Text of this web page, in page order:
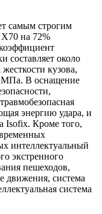
самым строгим
Х70 на 72%
составляет около
кузова,
МПа. В оснащение
энергию удара, и
Isofix. Кроме того,
интеллектуальный
экстренного
пешеходов,
движения, система
система